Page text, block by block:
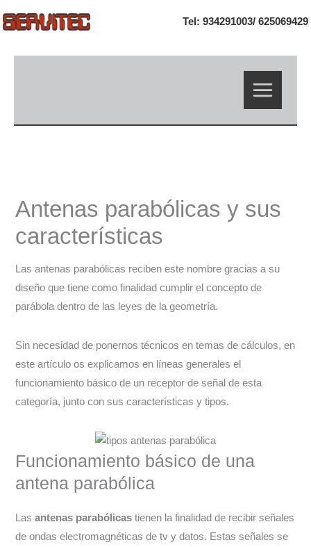
al
Tel: 934291003/ 625069429
Antenas parabólicas y sus
características
Las antenas parabólicas reciben este nombre gracias a su
diseño que tiene como finalidad cumplir el concepto de
parábola dentro de las leyes de la geometría.
Sin necesidad de ponernos técnicos en temas de cálculos, en
este artículo os explicamos en líneas generales el
funcionamiento básico de un receptor de señal de esta
categoría, junto con sus características y tipos.
Funcionamiento básico de una
antena parabólica
Lasantenas parabólicas tienen la finalidad de recibir señales
de ondas electromagnéticas de tv y datos. Estas señales se